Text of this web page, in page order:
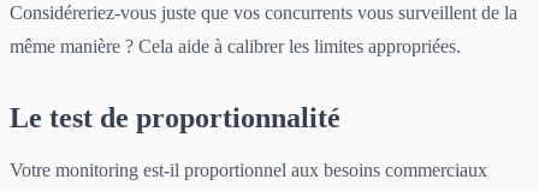
Considéreriez-vous juste que vos concurrents vous surveillent de la
même manière ? Cela aide à calibrer les limites appropriées.
Le test de proportionnalité
Votre monitoring est-il proportionnel aux besoins commerciaux